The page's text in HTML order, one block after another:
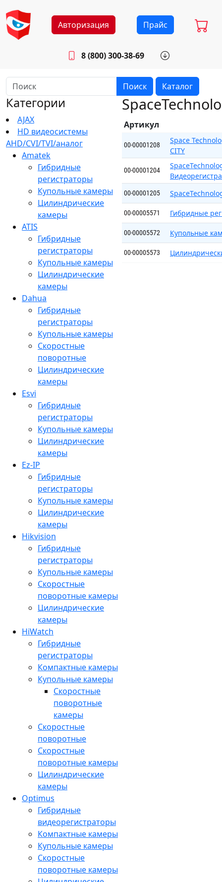
Авторизация Прайс
8 (800) 300-38-69
Будни: 8.30 - 17.00
Поиск Каталог
Категории
AJAX
HD видеосистемы
AHD/CVI/TVI/аналог
Amatek
Гибридные
регистраторы
Купольные камеры
Цилиндрические
камеры
ATIS
Гибридные
регистраторы
Купольные камеры
Цилиндрические
камеры
Dahua
Гибридные
регистраторы
Купольные камеры
Скоростные
поворотные
Цилиндрические
камеры
Esvi
Гибридные
регистраторы
Купольные камеры
Цилиндрические
камеры
Ez-IP
Гибридные
регистраторы
Купольные камеры
Цилиндрические
камеры
Hikvision
Гибридные
регистраторы
Купольные камеры
Скоростные
поворотные камеры
Цилиндрические
камеры
HiWatch
Гибридные
регистраторы
Компактные камеры
Купольные камеры
Скоростные
поворотные
камеры
Скоростные
поворотные
Скоростные
поворотные камеры
Цилиндрические
камеры
Optimus
Гибридные
видеорегистраторы
Компактные камеры
Купольные камеры
Скоростные
поворотные камеры
Артикул
00-00001208
Space
CITY
00-00001204
00-00001205
00-00005571 Гибридные
00-00005572 Купольные
00-00005573